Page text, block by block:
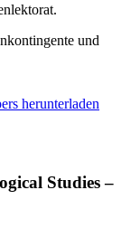
und
herunterladen
Studies –